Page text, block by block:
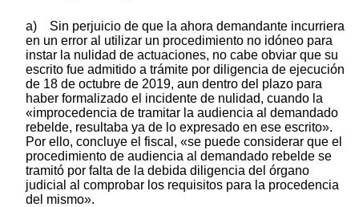
a) Sin perjuicio de que la ahora demandante incurriera
en un error al utilizar un procedimiento no idóneo para
instar la nulidad de actuaciones, no cabe obviar que su
escrito fue admitido a trámite por diligencia de ejecución
de 18 de octubre de 2019, aun dentro del plazo para
haber formalizado el incidente de nulidad, cuando la
«improcedencia de tramitar la audiencia al demandado
rebelde, resultaba ya de lo expresado en ese escrito».
Por ello, concluye el fiscal, «se puede considerar que el
procedimiento de audiencia al demandado rebelde se
tramitó por falta de la debida diligencia del órgano
judicial al comprobar los requisitos para la procedencia
del mismo».